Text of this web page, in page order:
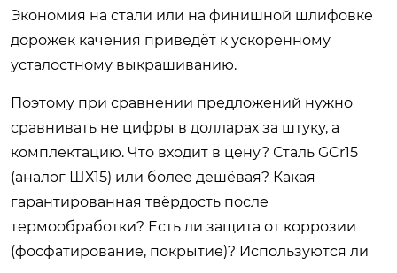
Экономия на стали или на финишной шлифовке
дорожек качения приведёт к ускоренному
усталостному выкрашиванию.
Поэтому при сравнении предложений нужно
сравнивать не цифры в долларах за штуку, а
комплектацию. Что входит в цену? Сталь GCr15
(аналог ШХ15) или более дешёвая? Какая
гарантированная твёрдость после
термообработки? Есть ли защита от коррозии
(фосфатирование, покрытие)? Используются ли